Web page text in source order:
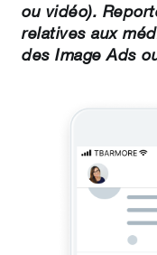
ou vidéo).
relatives aux
des Image Ads